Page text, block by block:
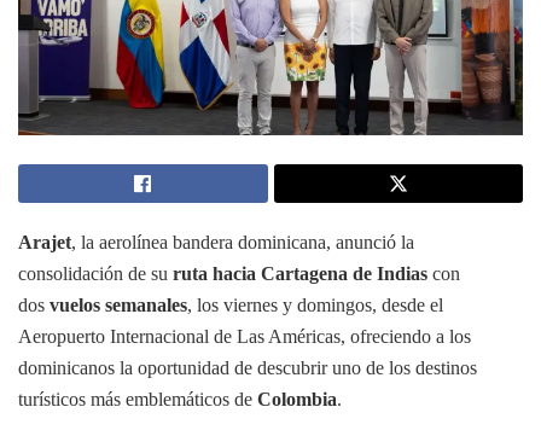
Arajet, la aerolínea bandera dominicana, anunció la
consolidación de su ruta hacia Cartagena de Indias con
dos vuelos semanales, los viernes y domingos, desde el
Aeropuerto Internacional de Las Américas, ofreciendo a los
dominicanos la oportunidad de descubrir uno de los destinos
turísticos más emblemáticos de Colombia.